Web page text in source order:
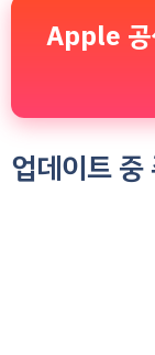
Apple 공
업데이트 중